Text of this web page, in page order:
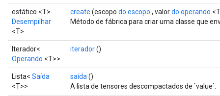
estático <T>
Desempilhar
<T>
create (escopo do escopo , valordo operando
Método de fábrica para criar uma classe que
Iterador<
Operando <T>>
iterador()
Lista< Saída
<T>>
saída ()
A lista de tensores descompactados de `value`.